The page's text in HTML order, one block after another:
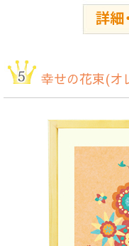
幸せの花束(オ